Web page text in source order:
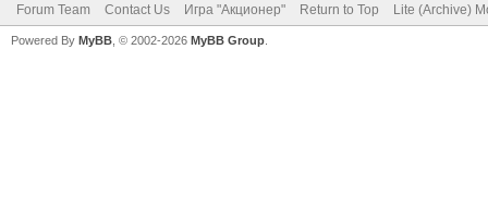
Forum Team Contact Us Игра "Акционер" Return to Top Lite (Archive)
Powered By MyBB , © 2002-2026 MyBB Group